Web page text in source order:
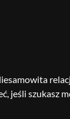
jeśli szukasz